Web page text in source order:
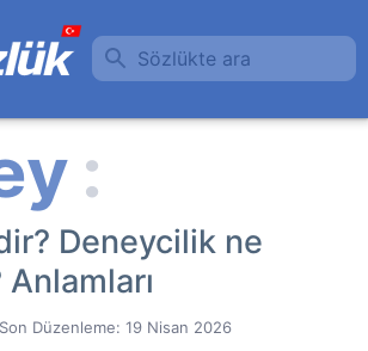
Sözlükte ara
Deneycilik ne
Son Düzenleme: 19 Nisan 2026